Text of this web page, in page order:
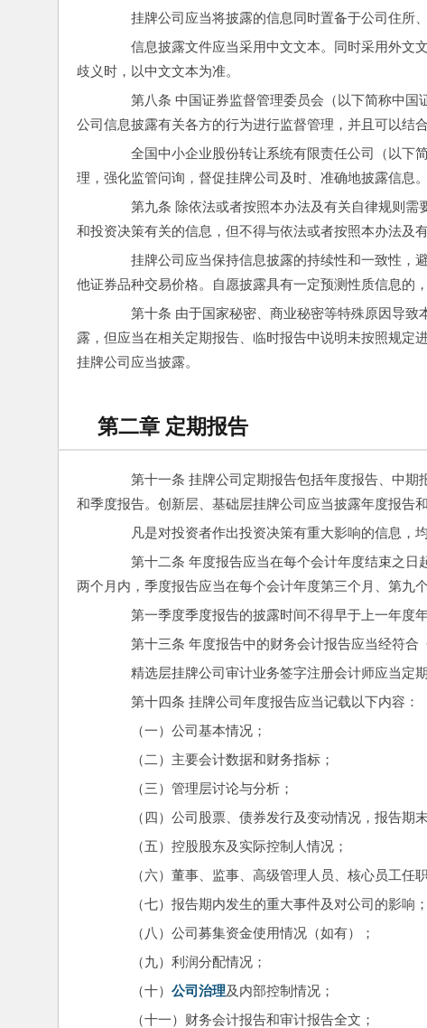
挂牌公司应当将披露的信息同时置备于公司住所、
信息披露文件应当采用中文文本。同时采用外文
歧义时，以中文文本为准。
第八条 中国证券监督管理委员会（以下简称中国
公司信息披露有关各方的行为进行监督管理，并且可以结
全国中小企业股份转让系统有限责任公司（以下
理，强化监管问询，督促挂牌公司及时、准确地披露信息。
第九条 除依法或者按照本办法及有关自律规则需
和投资决策有关的信息，但不得与依法或者按照本办法及
挂牌公司应当保持信息披露的持续性和一致性，
他证券品种交易价格。自愿披露具有一定预测性质信息的
第十条 由于国家秘密、商业秘密等特殊原因导致
露，但应当在相关定期报告、临时报告中说明未按照规定
挂牌公司应当披露。
第二章 定期报告
第十一条 挂牌公司定期报告包括年度报告、中期
和季度报告。创新层、基础层挂牌公司应当披露年度报告和
凡是对投资者作出投资决策有重大影响的信息，均
第十二条 年度报告应当在每个会计年度结束之日
两个月内，季度报告应当在每个会计年度第三个月、第九
第一季度季度报告的披露时间不得早于上一年度年
第十三条 年度报告中的财务会计报告应当经符合
精选层挂牌公司审计业务签字注册会计师应当定期
第十四条 挂牌公司年度报告应当记载以下内容：
（一）公司基本情况；
（二）主要会计数据和财务指标；
（三）管理层讨论与分析；
（四）公司股票、债券发行及变动情况，报告期末
（五）控股股东及实际控制人情况；
（六）董事、监事、高级管理人员、核心员工任职
（七）报告期内发生的重大事件及对公司的影响；
（八）公司募集资金使用情况（如有）；
（九）利润分配情况；
（十） 公司治理及内部控制情况；
（十一）财务会计报告和审计报告全文；